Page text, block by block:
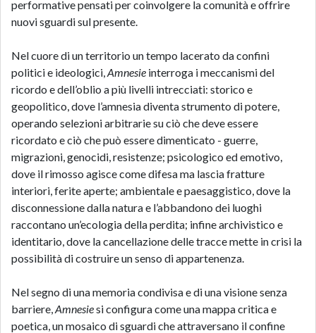
performative pensati per coinvolgere la comunità e offrire
nuovi sguardi sul presente.
Nel cuore di un territorio un tempo lacerato da confini
politici e ideologici,Amnesie interroga i meccanismi del
ricordo e dell’oblio a più livelli intrecciati: storico e
geopolitico, dove l’amnesia diventa strumento di potere,
operando selezioni arbitrarie su ciò che deve essere
ricordato e ciò che può essere dimenticato - guerre,
migrazioni, genocidi, resistenze; psicologico ed emotivo,
dove il rimosso agisce come difesa ma lascia fratture
interiori, ferite aperte; ambientale e paesaggistico, dove la
disconnessione dalla natura e l’abbandono dei luoghi
raccontano un’ecologia della perdita; infine archivistico e
identitario, dove la cancellazione delle tracce mette in crisi la
possibilità di costruire un senso di appartenenza.
Nel segno di una memoria condivisa e di una visione senza
barriere,Amnesiesi configura come una mappa critica e
poetica, un mosaico di sguardi che attraversano il confine